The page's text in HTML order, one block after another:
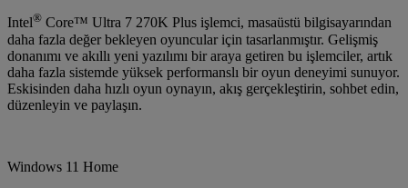
Intel® Core™ Ultra 7 270K Plus işlemci, masaüstü bilgisayarından
daha fazla değer bekleyen oyuncular için tasarlanmıştır. Gelişmiş
donanımı ve akıllı yeni yazılımı bir araya getiren bu işlemciler, artık
daha fazla sistemde yüksek performanslı bir oyun deneyimi sunuyor.
Eskisinden daha hızlı oyun oynayın, akış gerçekleştirin, sohbet edin,
düzenleyin ve paylaşın.
Windows 11 Home